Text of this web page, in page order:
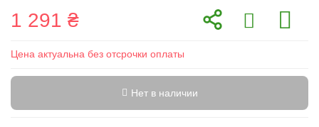
1 291 ₴
Цена актуальна без отсрочки оплаты
Нет в наличии